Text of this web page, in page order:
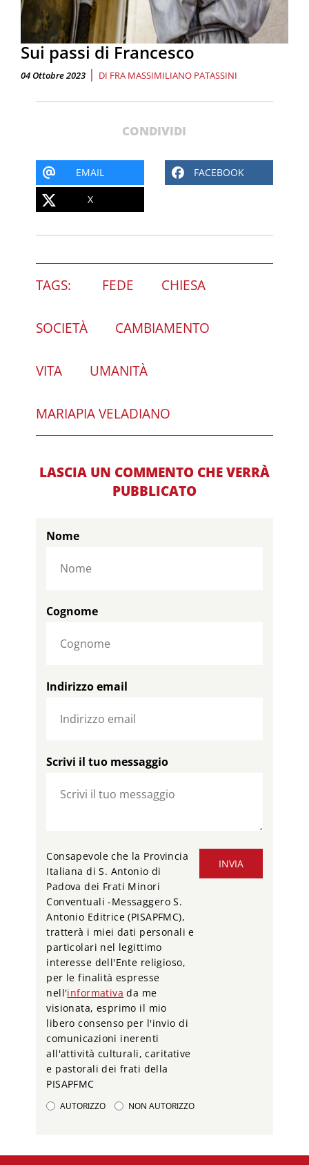
Sui passi di Francesco
04 Ottobre 2023 | DI FRA MASSIMILIANO PATASSINI
CONDIVIDI
EMAIL FACEBOOK
X
TAGS: FEDE CHIESA
SOCIETÀ CAMBIAMENTO
VITA UMANITÀ
MARIAPIA VELADIANO
LASCIA UN COMMENTO CHE VERRÀ
PUBBLICATO
Nome
Cognome
Indirizzo email
Scrivi il tuo messaggio
INVIA
Consapevole che la Provincia
Italiana di S. Antonio di
Padova dei Frati Minori
Conventuali -Messaggero S.
Antonio Editrice (PISAPFMC),
tratterà i miei dati personali e
particolari nel legittimo
interesse dell'Ente religioso,
per le finalità espresse
nell'informativa da me
visionata, esprimo il mio
libero consenso per l'invio di
comunicazioni inerenti
all'attività culturali, caritative
e pastorali dei frati della
PISAPFMC
AUTORIZZO NON AUTORIZZO